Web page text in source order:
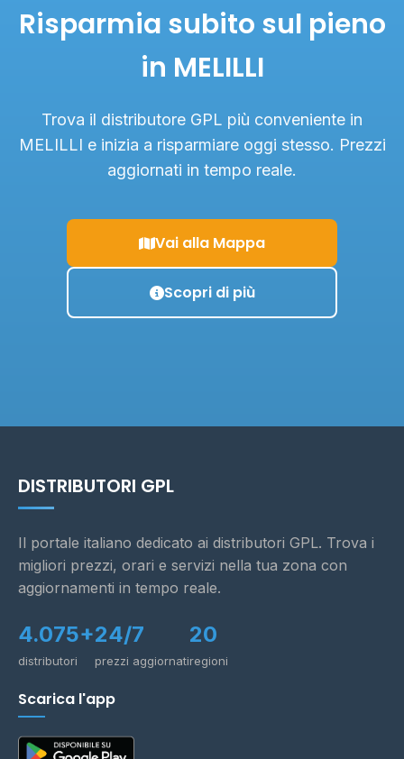
Risparmia subito sul pieno
in MELILLI
Trova il distributore GPL più conveniente in
MELILLI e inizia a risparmiare oggi stesso. Prezzi
aggiornati in tempo reale.
Vai alla Mappa
Scopri di più
DISTRIBUTORI GPL
Il portale italiano dedicato ai distributori GPL. Trova i
migliori prezzi, orari e servizi nella tua zona con
aggiornamenti in tempo reale.
4.075+
distributori
24/7
prezzi aggiornati
20
regioni
Scarica l'app